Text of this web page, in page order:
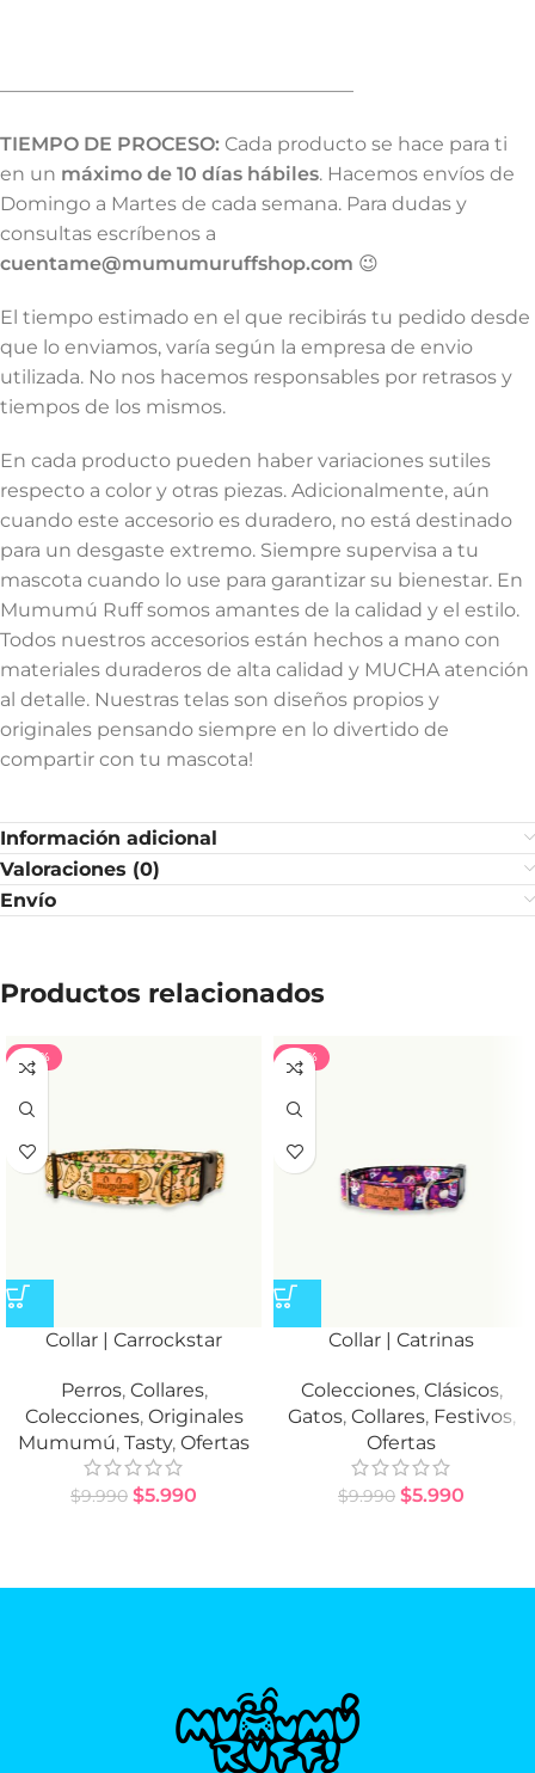
——————————————————–
TIEMPO DE PROCESO: Cada producto se hace para ti
en un máximo de 10 días hábiles. Hacemos envíos de
Domingo a Martes de cada semana. Para dudas y
consultas escríbenos a
cuentame@mumumuruffshop.com 😉
El tiempo estimado en el que recibirás tu pedido desde
que lo enviamos, varía según la empresa de envio
utilizada. No nos hacemos responsables por retrasos y
tiempos de los mismos.
En cada producto pueden haber variaciones sutiles
respecto a color y otras piezas. Adicionalmente, aún
cuando este accesorio es duradero, no está destinado
para un desgaste extremo. Siempre supervisa a tu
mascota cuando lo use para garantizar su bienestar. En
Mumumú Ruff somos amantes de la calidad y el estilo.
Todos nuestros accesorios están hechos a mano con
materiales duraderos de alta calidad y MUCHA atención
al detalle. Nuestras telas son diseños propios y
originales pensando siempre en lo divertido de
compartir con tu mascota!
Información adicional
Valoraciones (0)
Envío
Productos relacionados
-40%
Collar | Carrockstar
Perros, Collares,
Colecciones, Originales
Mumumú, Tasty, Ofertas
$9.990 $5.990
-40%
Collar | Catrinas
Colecciones, Clásicos,
Gatos, Collares, Festivos,
Ofertas
$9.990 $5.990